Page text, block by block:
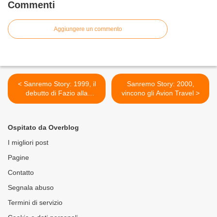
Commenti
Aggiungere un commento
< Sanremo Story: 1999, il
debutto di Fazio alla
conduzione
Sanremo Story: 2000,
vincono gli Avion Travel >
Ospitato da Overblog
I migliori post
Pagine
Contatto
Segnala abuso
Termini di servizio